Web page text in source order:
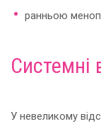
ранньою
Системні
У невеликому